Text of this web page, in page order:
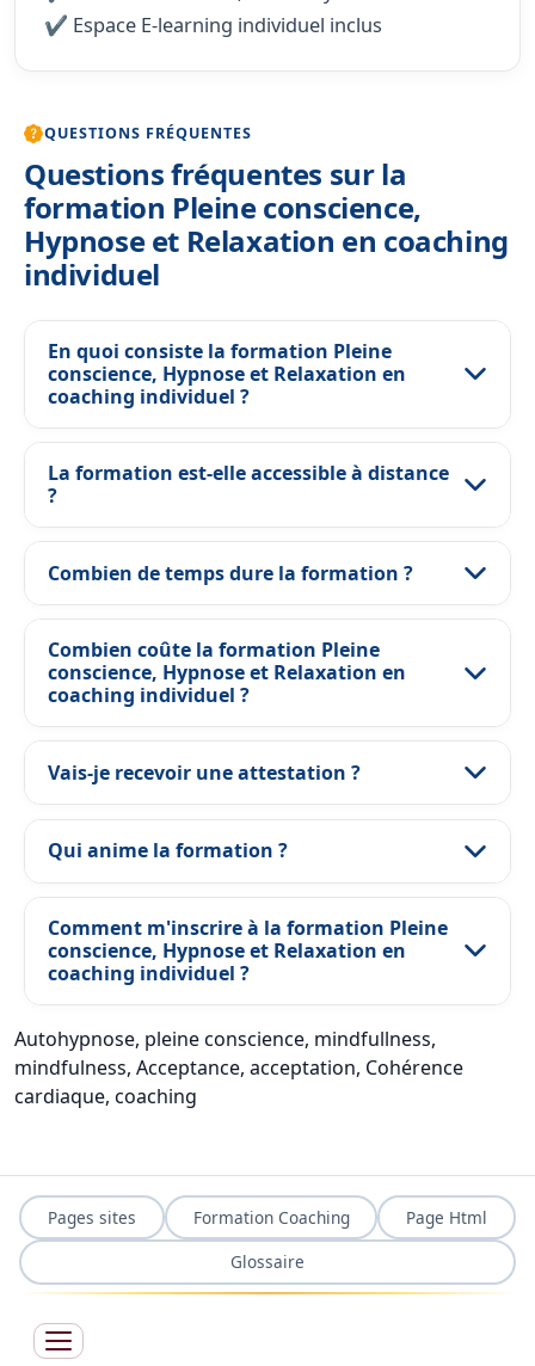
✔️ Espace E-learning individuel inclus
QUESTIONS FRÉQUENTES
Questions fréquentes sur la
formation Pleine conscience,
Hypnose et Relaxation en coaching
individuel
En quoi consiste la formation Pleine
conscience, Hypnose et Relaxation en
coaching individuel ?
La formation est-elle accessible à distance
?
Combien de temps dure la formation ?
Combien coûte la formation Pleine
conscience, Hypnose et Relaxation en
coaching individuel ?
Vais-je recevoir une attestation ?
Qui anime la formation ?
Comment m'inscrire à la formation Pleine
conscience, Hypnose et Relaxation en
coaching individuel ?
Autohypnose, pleine conscience, mindfullness,
mindfulness, Acceptance, acceptation, Cohérence
cardiaque, coaching
Pages sites Formation Coaching
Page Html
Glossaire